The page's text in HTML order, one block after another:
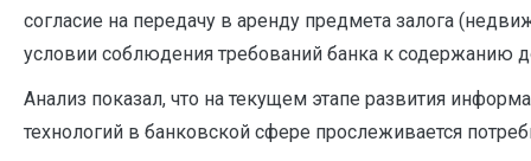
согласие на передачу в аренду предмета залога
условии соблюдения требований банка к содержанию
Анализ показал, что на текущем этапе развития
технологий в банковской сфере прослеживается